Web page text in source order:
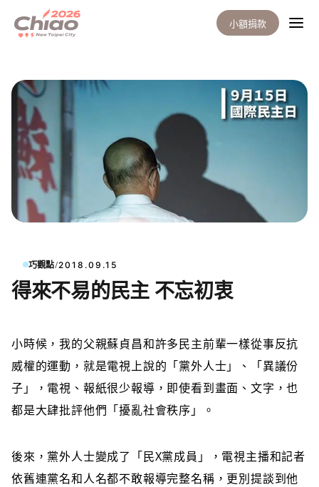
小額捐款
巧觀點/2018.09.15
得來不易的民主 不忘初衷
小時候，我的父親蘇貞昌和許多民主前輩一樣從事反抗
威權的運動，就是電視上說的「黨外人士」、「異議份
子」，電視、報紙很少報導，即使看到畫面、文字，也
都是大肆批評他們「擾亂社會秩序」。
後來，黨外人士變成了「民X黨成員」，電視主播和記者
依舊連黨名和人名都不敢報導完整名稱，更別提談到他